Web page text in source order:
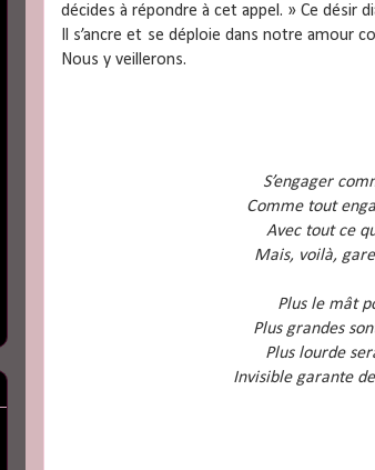
décides à répondre à cet appel. » Ce désir
Il s’ancre et se déploie dans notre amour
Nous y veillerons.
S’engager
Comme tout
Avec tout ce
Mais, voilà,
Plus le mât
Plus grandes
Plus lourde
Invisible garante